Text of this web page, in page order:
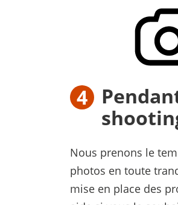
Nous prenons le
photos en toute
mise en place des